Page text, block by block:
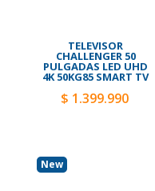
TELEVISOR
CHALLENGER 50
PULGADAS LED UHD
4K 50KG85 SMART TV
$ 1.399.990
New